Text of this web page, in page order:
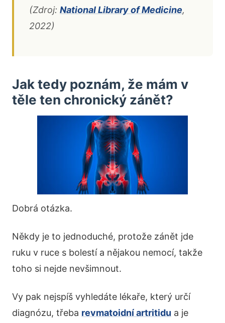
(Zdroj: National Library of Medicine,
2022)
Jak tedy poznám, že mám v
těle ten chronický zánět?
Dobrá otázka.
Někdy je to jednoduché, protože zánět jde
ruku v ruce s bolestí a nějakou nemocí, takže
toho si nejde nevšimnout.
Vy pak nejspíš vyhledáte lékaře, který určí
diagnózu, třeba revmatoidní artritidu a je